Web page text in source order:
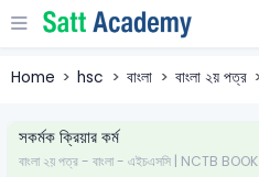
Home hsc বাংলা বাংলা ২য় পত্র
সকর্মক ক্রিয়ার কর্ম
বাংলা ২য় পত্র - বাংলা - এইচএসসি | NCTB BOOK